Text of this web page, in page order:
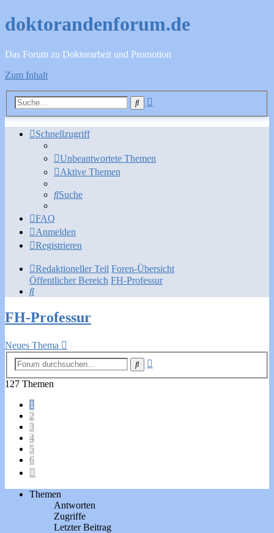
doktorandenforum.de
Das Forum zu Doktorarbeit und Promotion
Zum Inhalt
Suche
Schnellzugriff
Unbeantwortete Themen
Aktive Themen
Suche
FAQ
Anmelden
Registrieren
Redaktioneller Teil Foren-Übersicht
Öffentlicher Bereich FH-Professur
Suche
FH-Professur
Neues Thema
Suche
127 Themen
1
2
3
4
5
6
Themen
Antworten
Zugriffe
Letzter Beitrag